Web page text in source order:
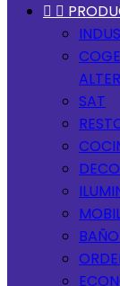
 
SAT